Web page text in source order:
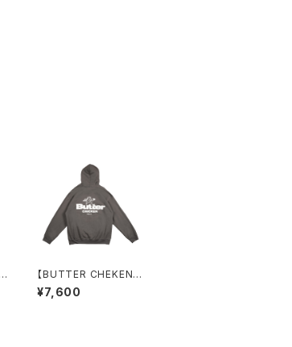
【BUTTER CHEKEN】
裏起毛パーカー（CHAR
COAL）
¥7,600